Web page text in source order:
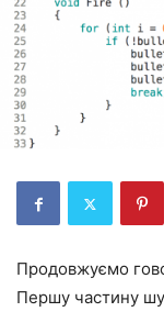
Продовжуємо
Першу частину